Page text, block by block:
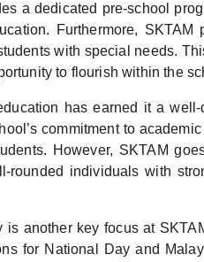
a dedicated pre-school
Furthermore, SKTAM
with special needs.
to flourish within the
has earned it a
commitment to
However, SKTAM
rounded individuals with
is another key focus at
for National Day and